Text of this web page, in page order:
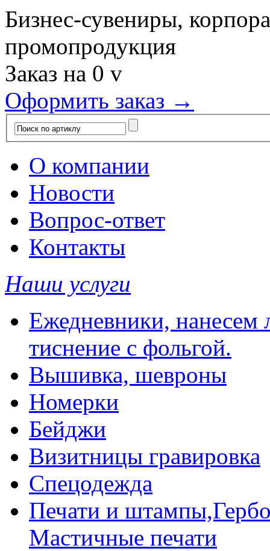
Бизнес-сувениры,
промопродукция
Заказ на 0 v
Оформить заказ →
О компании
Новости
Вопрос-ответ
Контакты
Наши услуги
Ежедневники, нанесем
тиснение с фольгой.
Вышивка, шевроны
Номерки
Бейджи
Визитницы гравировка
Спецодежда
Печати и
Мастичные печати